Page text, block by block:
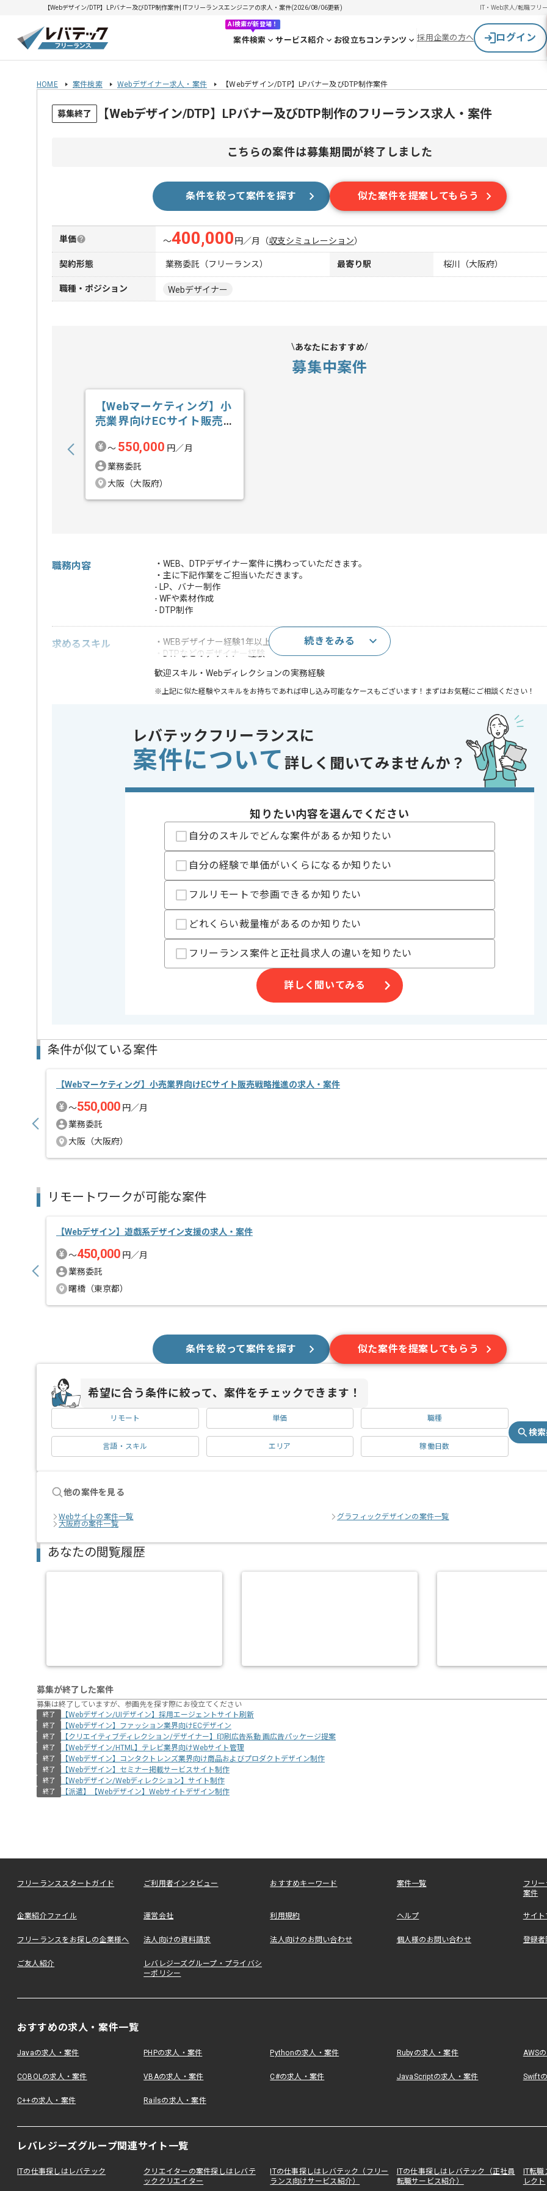
【Webデザイン/DTP】LPバナー及びDTP制作案件| ITフリーランスエンジニアの求人・案件(2026/08/06更新) IT・Web求人/転職フリ
AI検索が新登場！
案件検索 サービス紹介 お役立ちコンテンツ 採用企業の方へ ログイン
HOME 案件検索 Webデザイナー求人・案件 【Webデザイン/DTP】LPバナー及びDTP制作案件
募集終了 【Webデザイン/DTP】LPバナー及びDTP制作のフリーランス求人・案件
こちらの案件は募集期間が終了しました
条件を絞って案件を探す 似た案件を提案してもらう
単価 〜400,000 円／月 （収支シミュレーション）
契約形態 業務委託（フリーランス） 最寄り駅 桜川（大阪府）
職種・ポジション Webデザイナー
あなたにおすすめ
募集中案件
【Webマーケティング】小
売業界向けECサイト販売
〜 550,000 円／月
業務委託
大阪（大阪府）
職務内容
・WEB、DTPデザイナー案件に携わっていただきます。
・主に下記作業をご担当いただきます。
- LP、バナー制作
- WFや素材作成
- DTP制作
求めるスキル
・WEBデザイナー経験1年以上
・DTPなどのデザイナー経験
歓迎スキル ・Webディレクションの実務経験
※上記に似た経験やスキルをお持ちであれば申し込み可能なケースもございます！まずはお気軽にご相談ください！
担当領域/システム
Webサイト
特徴
急募
レバテックでの実績がある企業の案件でございます。
複数案件を保有している企業ですので、
新しいアイディアや技術を積極的に導入し、
経験豊富なエンジニアと成長が出来る環境でございます。
スキルアップされたい方、長期的に参画されたい方にオススメの案件です。
続きをみる
レバテックフリーランスに
案件について 詳しく聞いてみませんか？
知りたい内容を選んでください
自分のスキルでどんな案件があるか知りたい
自分の経験で単価がいくらになるか知りたい
フルリモートで参画できるか知りたい
どれくらい裁量権があるのか知りたい
フリーランス案件と正社員求人の違いを知りたい
詳しく聞いてみる
条件が似ている案件
【Webマーケティング】小売業界向けECサイト販売戦略推進の求人・案件
〜550,000 円／月
業務委託
大阪（大阪府）
リモートワークが可能な案件
【Webデザイン】遊戯系デザイン支援の求人・案件
〜450,000 円／月
業務委託
曙橋（東京都）
条件を絞って案件を探す 似た案件を提案してもらう
希望に合う条件に絞って、案件をチェックできます！
リモート 単価 職種
言語・スキル エリア 稼働日数
検
他の案件を見る
Webサイトの案件一覧
グラフィックデザインの案件一覧
大阪府の案件一覧
あなたの閲覧履歴
募集が終了した案件
募集は終了していますが、参画先を探す際にお役立てください
終了 【Webデザイン/UIデザイン】採用エージェントサイト刷新
終了 【Webデザイン】ファッション業界向けECデザイン
終了 【クリエイティブディレクション/デザイナー】印刷広告系動 画広告パッケージ提案
終了 【Webデザイン/HTML】テレビ業界向けWebサイト管理
終了 【Webデザイン】コンタクトレンズ業界向け商品およびプロダクトデザイン制作
終了 【Webデザイン】セミナー掲載サービスサイト制作
終了 【Webデザイン/Webディレクション】サイト制作
終了 【派遣】【Webデザイン】Webサイトデザイン制作
フリーランススタートガイド ご利用者インタビュー おすすめキーワード 案件一覧
フリ
案件
企業紹介ファイル 運営会社 利用規約 ヘルプ サイ
フリーランスをお探しの企業様へ 法人向けの資料請求 法人向けのお問い合わせ 個人様のお問い合わせ 登録者
ご友人紹介
レバレジーズグループ・プライバシ
ーポリシー
おすすめの求人・案件一覧
Javaの求人・案件 PHPの求人・案件 Pythonの求人・案件 Rubyの求人・案件 AWS
COBOLの求人・案件 VBAの求人・案件 C#の求人・案件 JavaScriptの求人・案件 Swift
C++の求人・案件 Railsの求人・案件
レバレジーズグループ関連サイト一覧
ITの仕事探しはレバテック
クリエイターの案件探しはレバテ
ッククリエイター
ITの仕事探しはレバテック（フリー
ランス向けサービス紹介）
ITの仕事探しはレバテック（正社員
転職サービス紹介）
IT転
レクト